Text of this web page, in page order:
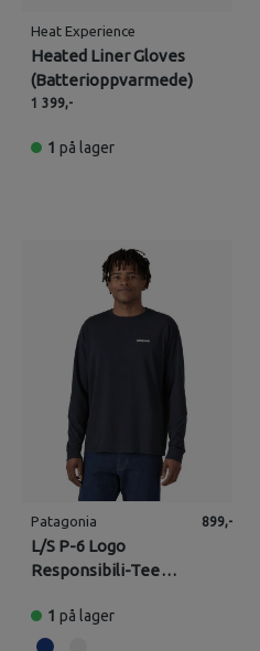
Heat Experience
Heated Liner Gloves
(Batterioppvarmede)
1 399,-
1 på lager
Patagonia
L/S P-6 Logo
Responsibili-Tee
899,-
1 på lager